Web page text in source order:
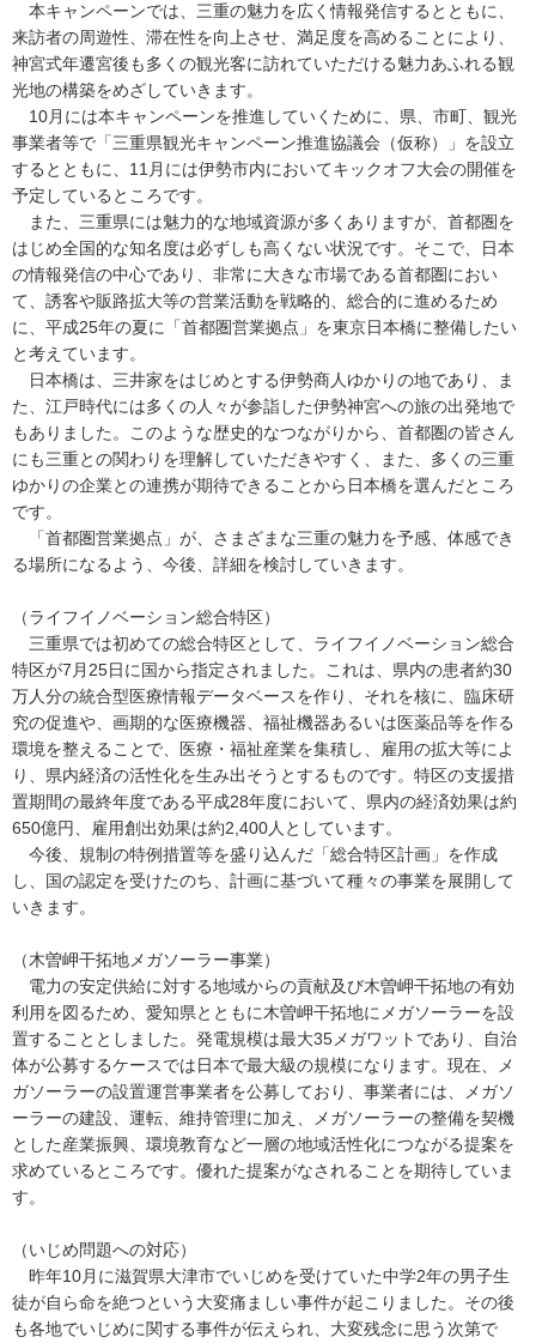
本キャンペーンでは、三重の魅力を広く情報発信するとともに、
来訪者の周遊性、滞在性を向上させ、満足度を高めることにより、
神宮式年遷宮後も多くの観光客に訪れていただける魅力あふれる観
光地の構築をめざしていきます。
10月には本キャンペーンを推進していくために、県、市町、観光
事業者等で「三重県観光キャンペーン推進協議会（仮称）」を設立
するとともに、11月には伊勢市内においてキックオフ大会の開催を
予定しているところです。
また、三重県には魅力的な地域資源が多くありますが、首都圏を
はじめ全国的な知名度は必ずしも高くない状況です。そこで、日本
の情報発信の中心であり、非常に大きな市場である首都圏におい
て、誘客や販路拡大等の営業活動を戦略的、総合的に進めるため
に、平成25年の夏に「首都圏営業拠点」を東京日本橋に整備したい
と考えています。
日本橋は、三井家をはじめとする伊勢商人ゆかりの地であり、ま
た、江戸時代には多くの人々が参詣した伊勢神宮への旅の出発地で
もありました。このような歴史的なつながりから、首都圏の皆さん
にも三重との関わりを理解していただきやすく、また、多くの三重
ゆかりの企業との連携が期待できることから日本橋を選んだところ
です。
「首都圏営業拠点」が、さまざまな三重の魅力を予感、体感でき
る場所になるよう、今後、詳細を検討していきます。
（ライフイノベーション総合特区）
三重県では初めての総合特区として、ライフイノベーション総合
特区が7月25日に国から指定されました。これは、県内の患者約30
万人分の統合型医療情報データベースを作り、それを核に、臨床研
究の促進や、画期的な医療機器、福祉機器あるいは医薬品等を作る
環境を整えることで、医療・福祉産業を集積し、雇用の拡大等によ
り、県内経済の活性化を生み出そうとするものです。特区の支援措
置期間の最終年度である平成28年度において、県内の経済効果は約
650億円、雇用創出効果は約2,400人としています。
今後、規制の特例措置等を盛り込んだ「総合特区計画」を作成
し、国の認定を受けたのち、計画に基づいて種々の事業を展開して
いきます。
（木曽岬干拓地メガソーラー事業）
電力の安定供給に対する地域からの貢献及び木曽岬干拓地の有効
利用を図るため、愛知県とともに木曽岬干拓地にメガソーラーを設
置することとしました。発電規模は最大35メガワットであり、自治
体が公募するケースでは日本で最大級の規模になります。現在、メ
ガソーラーの設置運営事業者を公募しており、事業者には、メガソ
ーラーの建設、運転、維持管理に加え、メガソーラーの整備を契機
とした産業振興、環境教育など一層の地域活性化につながる提案を
求めているところです。優れた提案がなされることを期待していま
す。
（いじめ問題への対応）
昨年10月に滋賀県大津市でいじめを受けていた中学2年の男子生
徒が自ら命を絶つという大変痛ましい事件が起こりました。その後
も各地でいじめに関する事件が伝えられ、大変残念に思う次第で